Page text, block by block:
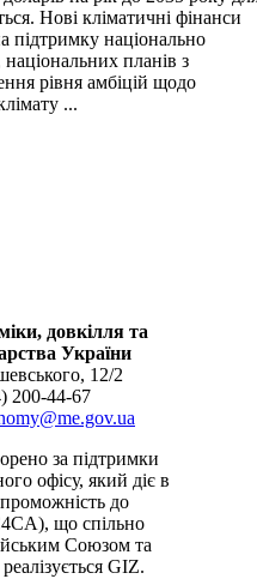
Нові кліматичні фінанси
підтримку національно
планів з
рівня амбіцій щодо
...
довкілля та
України
12/2
200-44-67
за підтримки
офісу, який діє в
до
що спільно
Союзом та
GIZ.